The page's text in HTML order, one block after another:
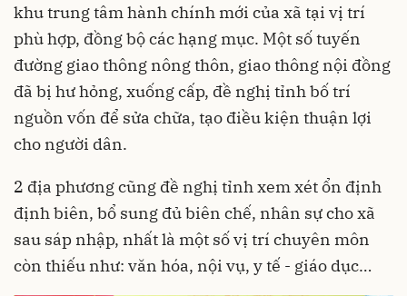
khu trung tâm hành chính mới của xã tại vị trí
phù hợp, đồng bộ các hạng mục. Một số tuyến
đường giao thông nông thôn, giao thông nội đồng
đã bị hư hỏng, xuống cấp, đề nghị tỉnh bố trí
nguồn vốn để sửa chữa, tạo điều kiện thuận lợi
cho người dân.
2 địa phương cũng đề nghị tỉnh xem xét ổn định
định biên, bổ sung đủ biên chế, nhân sự cho xã
sau sáp nhập, nhất là một số vị trí chuyên môn
còn thiếu như: văn hóa, nội vụ, y tế - giáo dục…